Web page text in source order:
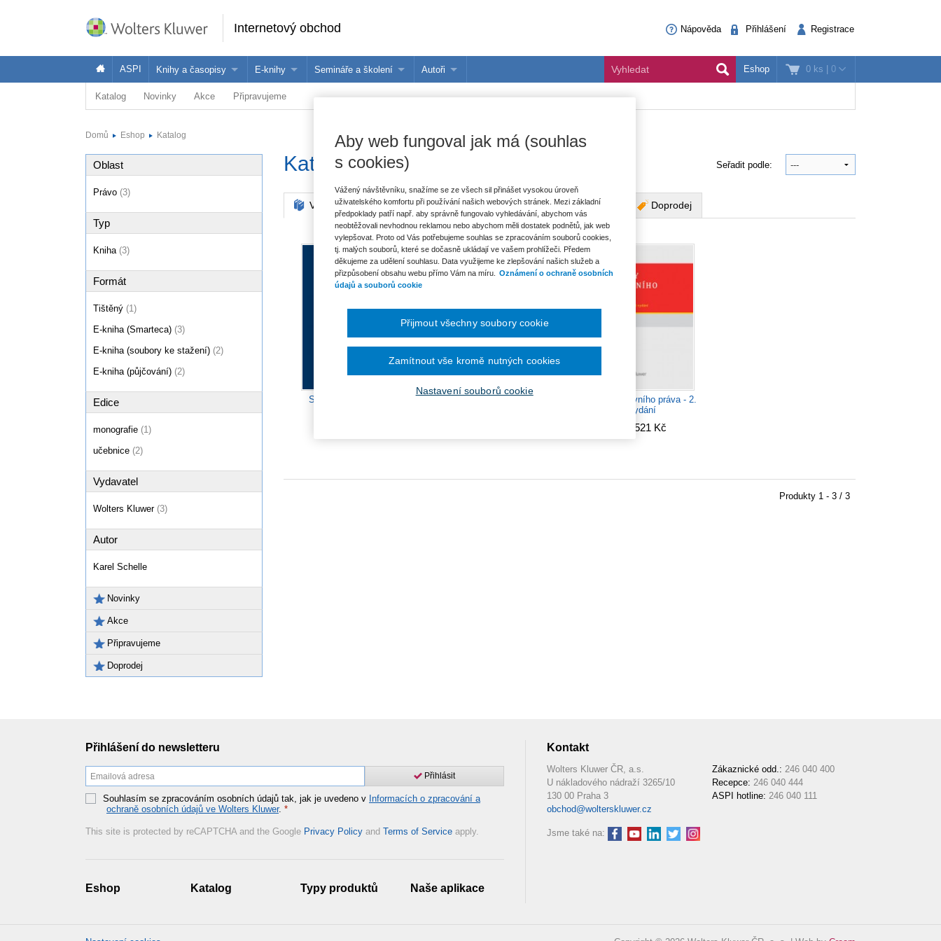
Internetový obchod Nápověda Přihlášení Registrace
0 ks | 0
ASPI Knihy a časopisy
Knihy
E-knihy
Jak na naše e-knihy?
Semináře a školení Autoři Eshop
Katalog Novinky Akce Připravujeme
Domů Eshop Katalog
Katalog Seřadit podle:
Všechny produkty Akce Novinky Připravujeme Doprodej
Státní mechanismus
Dějiny ústavního práva - 2.
vydání
Od 521 Kč
Produkty 1 - 3 / 3
Oblast
Právo (3)
Typ
Kniha (3)
Formát
Tištěný (1)
E-kniha (Smarteca) (3)
E-kniha (soubory ke stažení) (2)
E-kniha (půjčování) (2)
Edice
monografie (1)
učebnice (2)
Vydavatel
Wolters Kluwer (3)
Autor
Karel Schelle
Novinky
Akce
Připravujeme
Doprodej
Přihlášení do newsletteru
Přihlásit
Souhlasím se zpracováním osobních údajů tak, jak je uvedeno v Informacích o zpracování a
ochraně osobních údajů ve Wolters Kluwer. *
This site is protected by reCAPTCHA and the Google Privacy Policy and Terms of Service apply.
Eshop Katalog Typy produktů Naše aplikace
Kontakt
Wolters Kluwer ČR, a.s.
U nákladového nádraží 3265/10
130 00 Praha 3
obchod@wolterskluwer.cz
Zákaznické odd.: 246 040 400
Recepce: 246 040 444
ASPI hotline: 246 040 111
Jsme také na:
Aby web fungoval jak má (souhlas
s cookies)
Vážený návštěvníku, snažíme se ze všech sil přinášet vysokou úroveň
uživatelského komfortu při používání našich webových stránek. Mezi základní
předpoklady patří např. aby správně fungovalo vyhledávání, abychom vás
neobtěžovali nevhodnou reklamou nebo abychom měli dostatek podnětů, jak web
vylepšovat. Proto od Vás potřebujeme souhlas se zpracováním souborů cookies,
tj. malých souborů, které se dočasně ukládají ve vašem prohlížeči. Předem
děkujeme za udělení souhlasu. Data využijeme ke zlepšování našich služeb a
přizpůsobení obsahu webu přímo Vám na míru.
Oznámení o ochraně osobních
údajů a souborů cookie
Nastavení souborů cookie
Zamítnout vše kromě nutných cookies
Přijmout všechny soubory cookie